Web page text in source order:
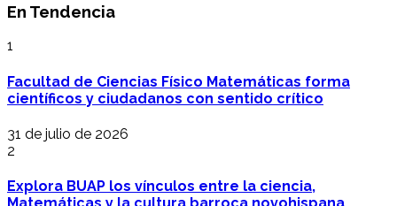
En Tendencia
1
Facultad de Ciencias Físico Matemáticas forma
científicos y ciudadanos con sentido crítico
31 de julio de 2026
2
Explora BUAP los vínculos entre la ciencia,